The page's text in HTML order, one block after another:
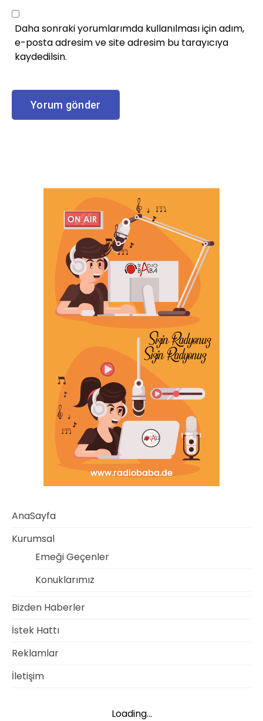
Daha sonraki yorumlarımda kullanılması için adım,
e-posta adresim ve site adresim bu tarayıcıya
kaydedilsin.
AnaSayfa
Kurumsal
Emeği Geçenler
Konuklarımız
Bizden Haberler
İstek Hattı
Reklamlar
İletişim
Loading...